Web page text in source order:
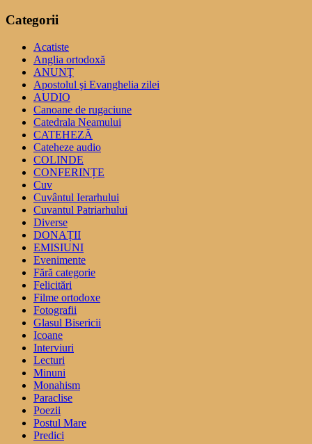
Categorii
Acatiste
Anglia ortodoxă
ANUNŢ
Apostolul şi Evanghelia zilei
AUDIO
Canoane de rugaciune
Catedrala Neamului
CATEHEZĂ
Cateheze audio
COLINDE
CONFERINȚE
Cuv
Cuvântul Ierarhului
Cuvantul Patriarhului
Diverse
DONAȚII
EMISIUNI
Evenimente
Fără categorie
Felicitări
Filme ortodoxe
Fotografii
Glasul Bisericii
Icoane
Interviuri
Lecturi
Minuni
Monahism
Paraclise
Poezii
Postul Mare
Predici